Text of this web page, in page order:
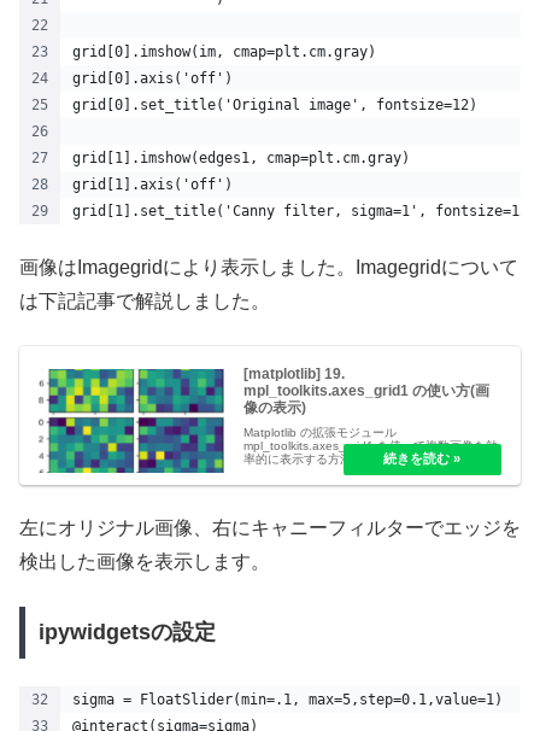
grid[0].imshow(im, cmap=plt.cm.gray)
grid[0].axis('off')
grid[0].set_title('Original image', fontsize=12)
grid[1].imshow(edges1, cmap=plt.cm.gray)
grid[1].axis('off')
grid[1].set_title('Canny filter, sigma=1', fontsize=12)
画像はImagegridにより表示しました。Imagegridについて
は下記記事で解説しました。
[matplotlib] 19.
mpl_toolkits.axes_grid1 の使い方(画
像の表示)
Matplotlib の拡張モジュール
mpl_toolkits.axes_grid1 を使って複数画像を効
率的に表示する方法を解説。ImageGrid による
整然としたレイアウト、スケールバー・カラー
バーの追加など、科学計算や画像処理に役立つ
左にオリジナル画像、右にキャニーフィルターでエッジを
検出した画像を表示します。
ipywidgetsの設定
sigma = FloatSlider(min=.1, max=5,step=0.1,value=1)
@interact(sigma=sigma)